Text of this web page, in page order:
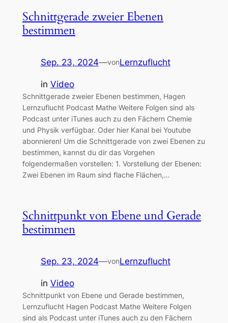
Schnittgerade zweier Ebenen
bestimmen
Sep. 23, 2024—vonLernzuflucht
in Video
Schnittgerade zweier Ebenen bestimmen, Hagen
Lernzuflucht Podcast Mathe Weitere Folgen sind als
Podcast unter iTunes auch zu den Fächern Chemie
und Physik verfügbar. Oder hier Kanal bei Youtube
abonnieren! Um die Schnittgerade von zwei Ebenen zu
bestimmen, kannst du dir das Vorgehen
folgendermaßen vorstellen: 1. Vorstellung der Ebenen:
Zwei Ebenen im Raum sind flache Flächen,…
Schnittpunkt von Ebene und Gerade
bestimmen
Sep. 23, 2024—vonLernzuflucht
in Video
Schnittpunkt von Ebene und Gerade bestimmen,
Lernzuflucht Hagen Podcast Mathe Weitere Folgen
sind als Podcast unter iTunes auch zu den Fächern